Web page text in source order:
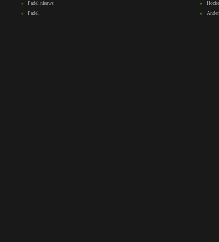
Padel nieuws
Padel